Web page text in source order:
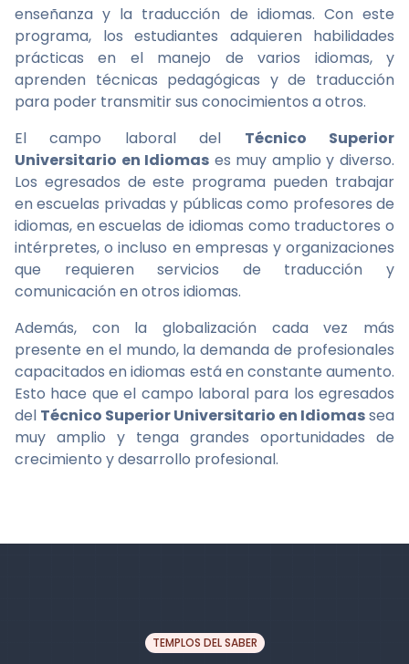
enseñanza y la traducción de idiomas. Con este
programa, los estudiantes adquieren habilidades
prácticas en el manejo de varios idiomas, y
aprenden técnicas pedagógicas y de traducción
para poder transmitir sus conocimientos a otros.
El campo laboral del Técnico Superior
Universitario en Idiomas es muy amplio y diverso.
Los egresados de este programa pueden trabajar
en escuelas privadas y públicas como profesores de
idiomas, en escuelas de idiomas como traductores o
intérpretes, o incluso en empresas y organizaciones
que requieren servicios de traducción y
comunicación en otros idiomas.
Además, con la globalización cada vez más
presente en el mundo, la demanda de profesionales
capacitados en idiomas está en constante aumento.
Esto hace que el campo laboral para los egresados
del Técnico Superior Universitario en Idiomassea
muy amplio y tenga grandes oportunidades de
crecimiento y desarrollo profesional.
TEMPLOS DEL SABER